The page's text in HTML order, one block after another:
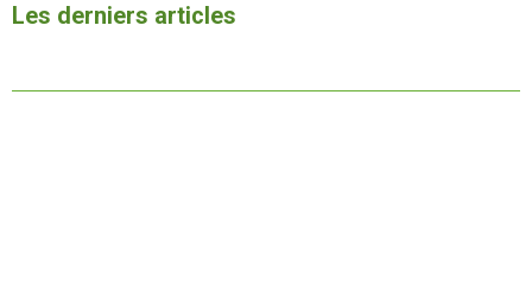
Les derniers articles